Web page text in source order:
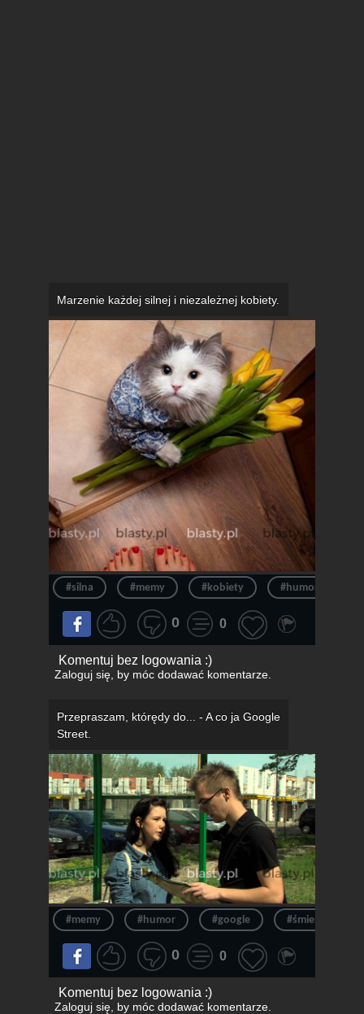
Marzenie każdej silnej i niezależnej kobiety.
#silna #memy #kobiety #humor
0 0
Komentuj bez logowania :)
Zaloguj się, by móc dodawać komentarze.
Przepraszam, którędy do... - A co ja Google
Street.
#memy #humor #google #śmieszne
0 0
Komentuj bez logowania :)
Zaloguj się, by móc dodawać komentarze.